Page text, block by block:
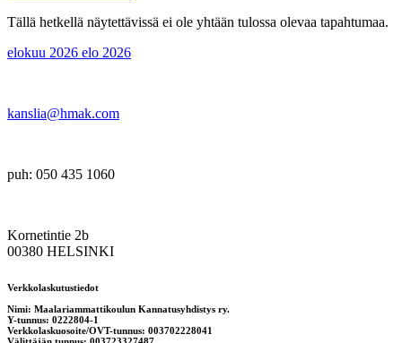
Tällä hetkellä näytettävissä ei ole yhtään tulossa olevaa tapahtumaa.
elokuu 2026 elo 2026
kanslia@hmak.com
puh: 050 435 1060
Kornetintie 2b
00380 HELSINKI
Verkkolaskutustiedot
Nimi: Maalariammattikoulun Kannatusyhdistys ry.
Y-tunnus: 0222804-1
Verkkolaskuosoite/OVT-tunnus: 003702228041